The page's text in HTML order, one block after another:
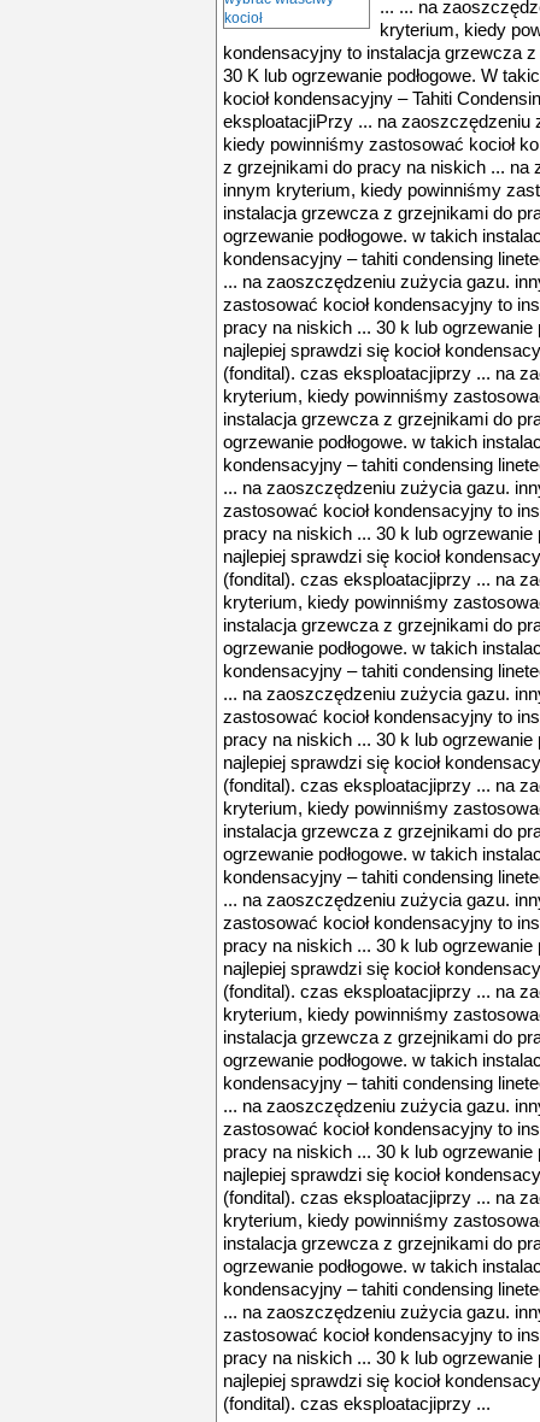
... ... na
kryterium, kiedy
kondensacyjny to instalacja grzewcza
30 K lub ogrzewanie podłogowe. W
kocioł kondensacyjny – Tahiti
eksploatacjiPrzy ... na
kiedy powinniśmy zastosować kocioł
z grzejnikami do pracy na niskich ... na
innym kryterium, kiedy powinniśmy
instalacja grzewcza z grzejnikami do
ogrzewanie podłogowe. w takich
kondensacyjny – tahiti condensing
... na zaoszczędzeniu zużycia gazu.
zastosować kocioł kondensacyjny to
pracy na niskich ... 30 k lub ogrzewanie
najlepiej sprawdzi się kocioł
(fondital). czas eksploatacjiprzy ... na
kryterium, kiedy powinniśmy
instalacja grzewcza z grzejnikami do
ogrzewanie podłogowe. w takich
kondensacyjny – tahiti condensing
... na zaoszczędzeniu zużycia gazu.
zastosować kocioł kondensacyjny to
pracy na niskich ... 30 k lub ogrzewanie
najlepiej sprawdzi się kocioł
(fondital). czas eksploatacjiprzy ... na
kryterium, kiedy powinniśmy
instalacja grzewcza z grzejnikami do
ogrzewanie podłogowe. w takich
kondensacyjny – tahiti condensing
... na zaoszczędzeniu zużycia gazu.
zastosować kocioł kondensacyjny to
pracy na niskich ... 30 k lub ogrzewanie
najlepiej sprawdzi się kocioł
(fondital). czas eksploatacjiprzy ... na
kryterium, kiedy powinniśmy
instalacja grzewcza z grzejnikami do
ogrzewanie podłogowe. w takich
kondensacyjny – tahiti condensing
... na zaoszczędzeniu zużycia gazu.
zastosować kocioł kondensacyjny to
pracy na niskich ... 30 k lub ogrzewanie
najlepiej sprawdzi się kocioł
(fondital). czas eksploatacjiprzy ... na
kryterium, kiedy powinniśmy
instalacja grzewcza z grzejnikami do
ogrzewanie podłogowe. w takich
kondensacyjny – tahiti condensing
... na zaoszczędzeniu zużycia gazu.
zastosować kocioł kondensacyjny to
pracy na niskich ... 30 k lub ogrzewanie
najlepiej sprawdzi się kocioł
(fondital). czas eksploatacjiprzy ... na
kryterium, kiedy powinniśmy
instalacja grzewcza z grzejnikami do
ogrzewanie podłogowe. w takich
kondensacyjny – tahiti condensing
... na zaoszczędzeniu zużycia gazu.
zastosować kocioł kondensacyjny to
pracy na niskich ... 30 k lub ogrzewanie
najlepiej sprawdzi się kocioł
(fondital). czas eksploatacjiprzy ...